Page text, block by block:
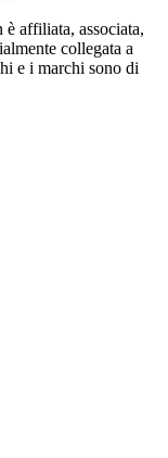
affiliata, associata,
collegata a
e i marchi sono di